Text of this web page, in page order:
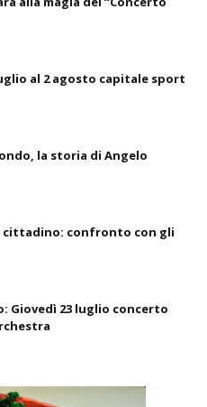
al 2 agosto capitale sport
la storia di Angelo
cittadino: confronto con gli
Giovedì 23 luglio concerto